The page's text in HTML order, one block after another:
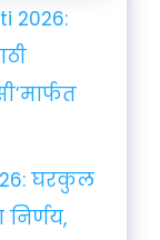
2026:
घरकुल